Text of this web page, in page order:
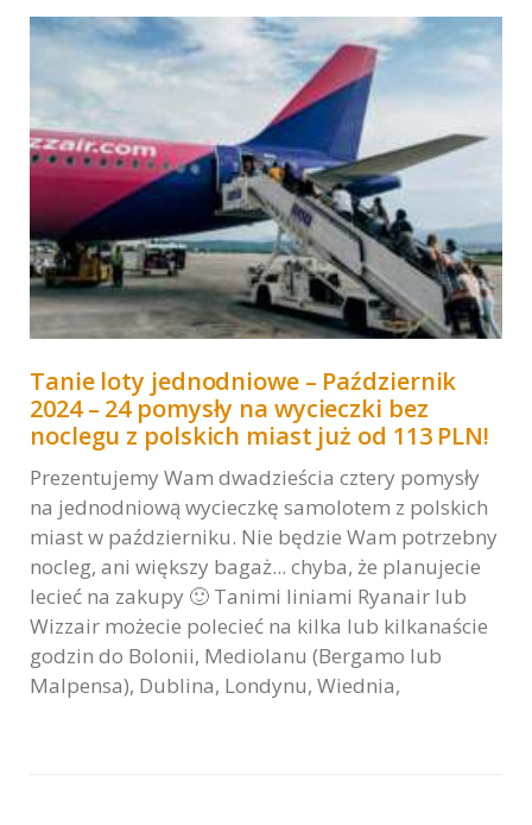
Tanie loty jednodniowe – Październik
2024 – 24 pomysły na wycieczki bez
noclegu z polskich miast już od 113 PLN!
Prezentujemy Wam dwadzieścia cztery pomysły
na jednodniową wycieczkę samolotem z polskich
miast w październiku. Nie będzie Wam potrzebny
nocleg, ani większy bagaż... chyba, że planujecie
lecieć na zakupy 🙂 Tanimi liniami Ryanair lub
Wizzair możecie polecieć na kilka lub kilkanaście
godzin do Bolonii, Mediolanu (Bergamo lub
Malpensa), Dublina, Londynu, Wiednia,
Marketing
W chwili obecnej
nie używamy
dodatkowych
narzędzi
marketingowych,
lecz nie
wykluczamy ich
użycia w
przyszłości.